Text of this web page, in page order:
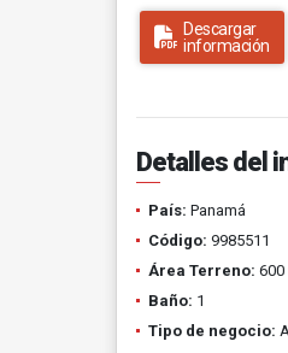
Descargar
información
Detalles del
País: Panamá
Código: 9985511
Área Terreno: 600
Baño: 1
Tipo de negocio: